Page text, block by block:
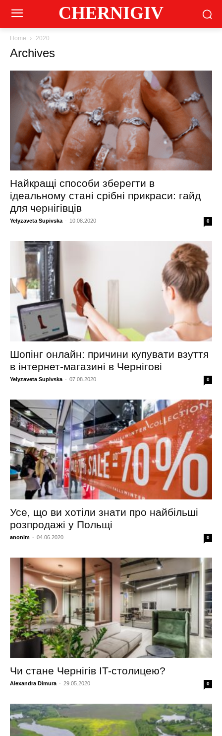
CHERNIGIV
Home 2020
Archives
Найкращі способи зберегти в
ідеальному стані срібні прикраси: гайд
для чернігівців
Yelyzaveta Supivska - 10.08.2020 0
Шопінг онлайн: причини купувати взуття
в інтернет-магазині в Чернігові
Yelyzaveta Supivska - 07.08.2020 0
Усе, що ви хотіли знати про найбільші
розпродажі у Польщі
anonim - 04.06.2020 0
Чи стане Чернігів IT-столицею?
Alexandra Dimura - 29.05.2020 0